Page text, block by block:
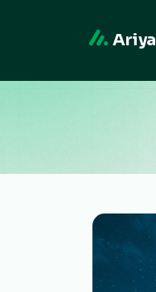
Ariya